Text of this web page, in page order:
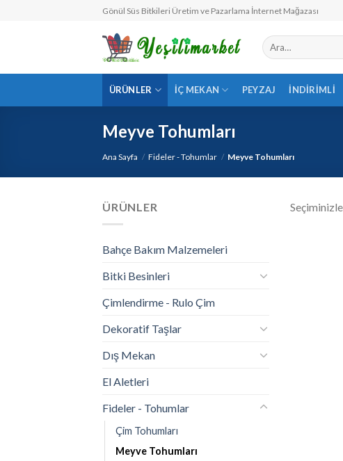
Gönül Süs Bitkileri Üretim ve Pazarlama İnternet Mağazası
Ara:
ÜRÜNLER İÇ MEKAN PEYZAJ İNDIRIMLI
Meyve Tohumları
Ana Sayfa / Fideler - Tohumlar / Meyve Tohumları
ÜRÜNLER
Bahçe Bakım Malzemeleri
Bitki Besinleri
Çimlendirme - Rulo Çim
Dekoratif Taşlar
Dış Mekan
El Aletleri
Fideler - Tohumlar
Çim Tohumları
Meyve Tohumları